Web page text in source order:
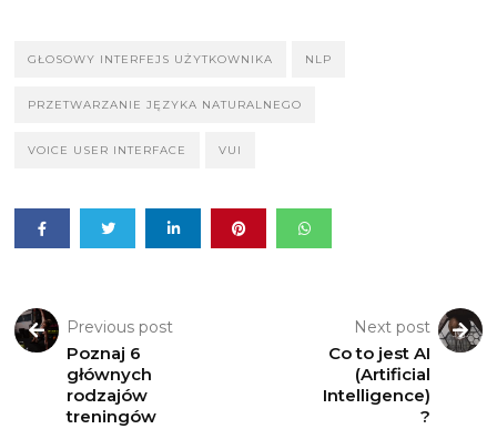
GŁOSOWY INTERFEJS UŻYTKOWNIKA NLP
PRZETWARZANIE JĘZYKA NATURALNEGO
VOICE USER INTERFACE VUI
Previous post
Poznaj 6
głównych
rodzajów
treningów
Next post
Co to jest AI
(Artificial
Intelligence)
?